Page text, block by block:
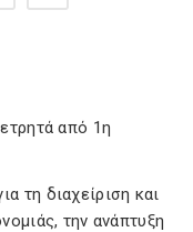
από 1η
τη διαχείριση και
την ανάπτυξη